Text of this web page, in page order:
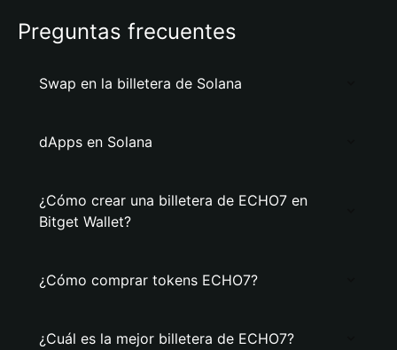
Preguntas frecuentes
Swap en la billetera de Solana
dApps en Solana
¿Cómo crear una billetera de ECHO7 en
Bitget Wallet?
¿Cómo comprar tokens ECHO7?
¿Cuál es la mejor billetera de ECHO7?